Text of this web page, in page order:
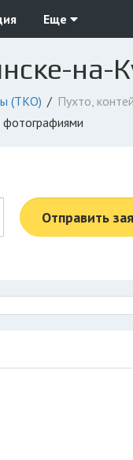
Еще
на-
(ТКО)
Пухто,
фотографиями
Отправить